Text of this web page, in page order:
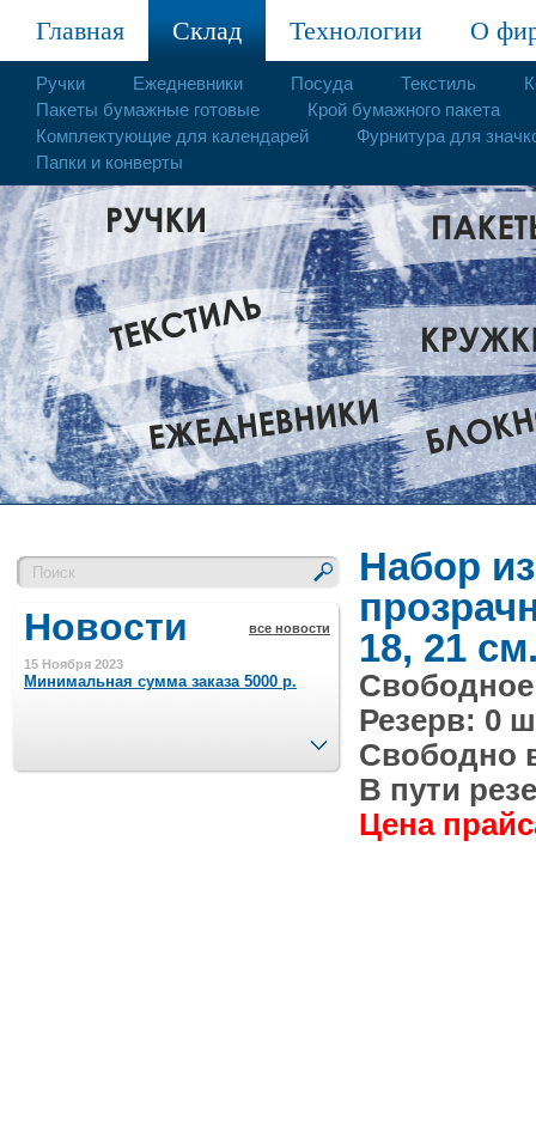
Главная Склад Технологии О
Ручки Ежедневники Посуда Текстиль
Пакеты бумажные готовые
Крой бумажного пакета
Комплектующие для календарей
Фурнитура для
Папки и конверты
Новости все новости
15 Ноября 2023
Минимальная сумма заказа 5000 р.
Шляпные коробочки производим
След.
Набор
18, 21
Свободное
Резерв: 0
Свободно
В пути
Цена